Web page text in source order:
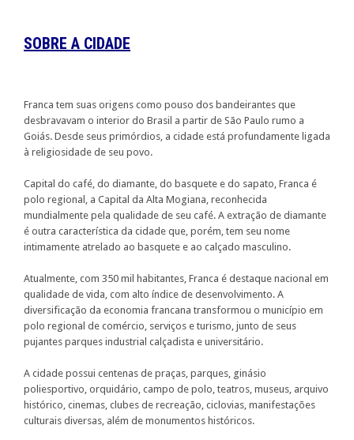
SOBRE A CIDADE
Franca tem suas origens como pouso dos bandeirantes que
desbravavam o interior do Brasil a partir de São Paulo rumo a
Goiás. Desde seus primórdios, a cidade está profundamente ligada
à religiosidade de seu povo.
Capital do café, do diamante, do basquete e do sapato, Franca é
polo regional, a Capital da Alta Mogiana, reconhecida
mundialmente pela qualidade de seu café. A extração de diamante
é outra característica da cidade que, porém, tem seu nome
intimamente atrelado ao basquete e ao calçado masculino.
Atualmente, com 350 mil habitantes, Franca é destaque nacional em
qualidade de vida, com alto índice de desenvolvimento. A
diversificação da economia francana transformou o município em
polo regional de comércio, serviços e turismo, junto de seus
pujantes parques industrial calçadista e universitário.
A cidade possui centenas de praças, parques, ginásio
poliesportivo, orquidário, campo de polo, teatros, museus, arquivo
histórico, cinemas, clubes de recreação, ciclovias, manifestações
culturais diversas, além de monumentos históricos.